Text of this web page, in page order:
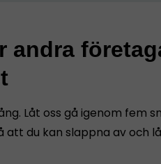
andra
Låt oss gå igenom
att du kan slappna av och